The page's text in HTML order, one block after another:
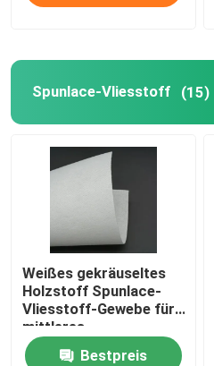
Spunlace-Vliesstoff (15)
Weißes gekräuseltes
Holzstoff Spunlace-
Vliesstoff-Gewebe für
mittleres
Hochleistungsöl
Bestpreis